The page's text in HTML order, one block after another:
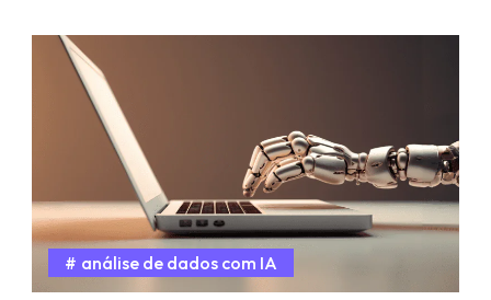
análise de dados com IA